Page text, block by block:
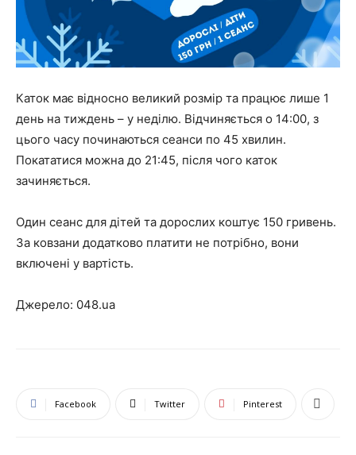
Каток має відносно великий розмір та працює лише 1
день на тиждень – у неділю. Відчиняється о 14:00, з
цього часу починаються сеанси по 45 хвилин.
Покататися можна до 21:45, після чого каток
зачиняється.
Один сеанс для дітей та дорослих коштує 150 гривень.
За ковзани додатково платити не потрібно, вони
включені у вартість.
Джерело: 048.ua
Facebook Twitter Pinterest